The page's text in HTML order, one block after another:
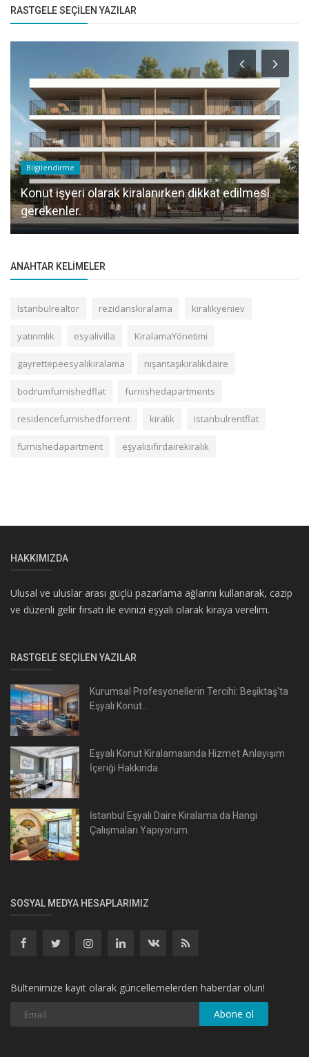
RASTGELE SEÇILEN YAZILAR
Bilgilendirme
Konut işyeri olarak kiralanırken dikkat edilmesi
gerekenler.
ANAHTAR KELIMELER
Istanbulrealtor rezidanskiralama kiralıkyeniev
yatırımlık esyalivilla KiralamaYönetimi
gayrettepeesyalikiralama nişantaşıkiralıkdaire
bodrumfurnishedflat furnishedapartments
residencefurnishedforrent kiralık istanbulrentflat
furnishedapartment eşyalısıfırdairekiralık
HAKKIMIZDA
Ulusal ve uluslar arası güçlü pazarlama ağlarını kullanarak, cazip
ve düzenli gelir fırsatı ile evinizi eşyalı olarak kiraya verelim.
RASTGELE SEÇILEN YAZILAR
Kurumsal Profesyonellerin Tercihi: Beşiktaş'ta
Eşyalı Konut...
Eşyalı Konut Kiralamasında Hizmet Anlayışım
İçeriği Hakkında.
İstanbul Eşyalı Daire Kiralama da Hangi
Çalışmaları Yapıyorum.
SOSYAL MEDYA HESAPLARIMIZ
Bültenimize kayıt olarak güncellemelerden haberdar olun!
Abone ol